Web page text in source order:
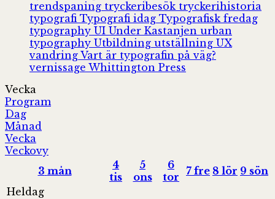
trendspaning tryckeribesök tryckerihistoria
typografi Typografi idag Typografisk fredag
typography UI Under Kastanjen urban
typography Utbildning utställning UX
vandring Vart är typografin på väg?
vernissage Whittington Press
Vecka
Program
Dag
Månad
Vecka
Veckovy
3 mån
4
tis
5
ons
6
tor 7 fre 8 lör 9 sön
Heldag